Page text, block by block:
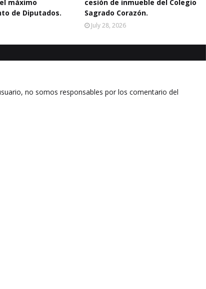
máximo
de Diputados.
cesión de inmueble del Colegio
Sagrado Corazón.
July 28, 2026
no somos responsables por los comentario del